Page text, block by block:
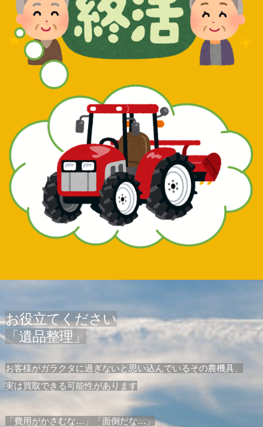
お役立てください
「遺品整理」
お客様がガラクタに過ぎないと思い込んでいるその農機具、
実は買取できる可能性があります
「費用がかさむな…」「面倒だな…」